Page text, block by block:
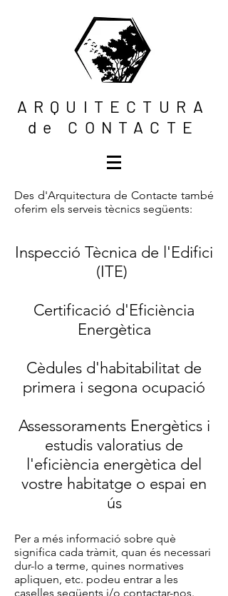
ARQUITECTURA
de CONTACTE
Des d'Arquitectura de Contacte també
oferim els serveis tècnics següents:
Inspecció Tècnica de l'Edifici
(ITE)
Certificació d'Eficiència
Energètica
Cèdules d'habitabilitat de
primera i segona ocupació
Assessoraments Energètics i
estudis valoratius de
l'eficiència energètica del
vostre habitatge o espai en
ús
Per a més informació sobre què
significa cada tràmit, quan és necessari
dur-lo a terme, quines normatives
apliquen, etc. podeu entrar a les
caselles següents i/o contactar-nos.